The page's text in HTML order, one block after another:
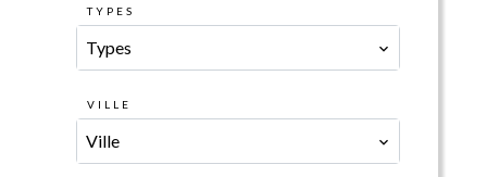
TYPES
Types
VILLE
Ville